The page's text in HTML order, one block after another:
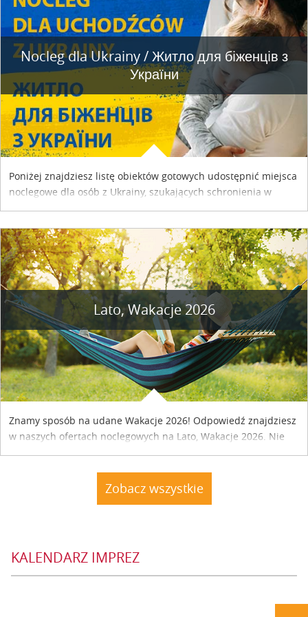
Nocleg dla Ukrainy / Житло для бiженцiв з
України
Poniżej znajdziesz listę obiektów gotowych udostępnić miejsca
noclegowe dla osób z Ukrainy, szukających schronienia w
Lato, Wakacje 2026
Znamy sposób na udane Wakacje 2026! Odpowiedź znajdziesz
w naszych ofertach noclegowych na Lato, Wakacje 2026. Nie
zwlekaj atrakcyjne noclegi czekają...
Zobacz wszystkie
KALENDARZ IMPREZ